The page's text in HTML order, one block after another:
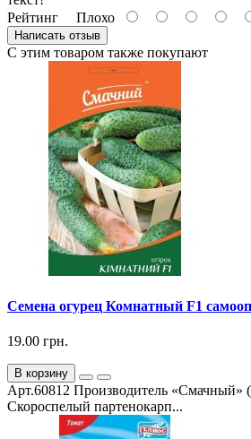
Рейтинг Плохо
Написать отзыв
С этим товаром также покупают
Семена огурец Комнатный F1
19.00 грн.
В корзину
Арт.60812 Производитель «Смачный»
Скороспелый партенокарп...